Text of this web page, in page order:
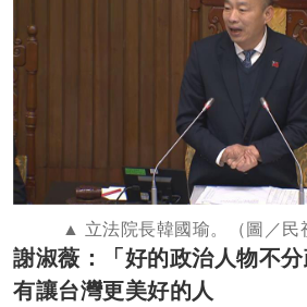
立法院長韓國瑜。（圖／民
謝淑薇：「好的政治人物不
有讓台灣更美好的人